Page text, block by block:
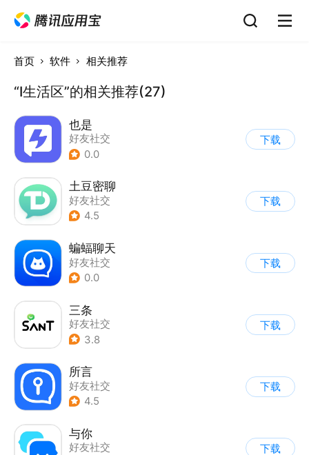
首页 软件 相关推荐
“I生活区”的相关推荐(27)
也是
好友社交
0.0
下载
土豆密聊
好友社交
4.5
下载
蝙蝠聊天
好友社交
0.0
下载
三条
好友社交
3.8
下载
所言
好友社交
4.5
下载
与你
好友社交
下载